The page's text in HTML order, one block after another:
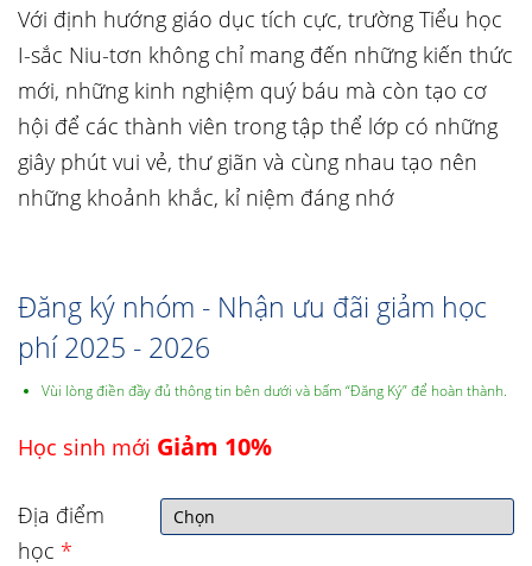
Với định hướng giáo dục tích cực, trường Tiểu học
I-sắc Niu-tơn không chỉ mang đến những kiến thức
mới, những kinh nghiệm quý báu mà còn tạo cơ
hội để các thành viên trong tập thể lớp có những
giây phút vui vẻ, thư giãn và cùng nhau tạo nên
những khoảnh khắc, kỉ niệm đáng nhớ
Đăng ký nhóm - Nhận ưu đãi giảm học
phí 2025 - 2026
Vùi lòng điền đầy đủ thông tin bên dưới và bấm “Đăng Ký” để hoàn thành.
Học sinh mới Giảm 10%
Địa điểm
học *